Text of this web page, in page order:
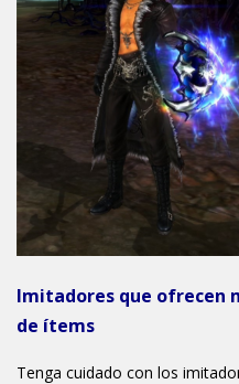
Imitadores que ofrecen
de ítems
Tenga cuidado con los